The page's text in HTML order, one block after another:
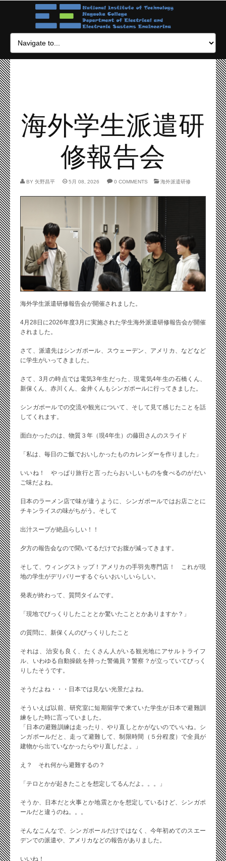
海外学生派遣研
修報告会
BY 矢野昌平 5月 08, 2026 0 COMMENTS 海外派遣研修
海外学生派遣研修報告会が開催されました。
4月28日に2026年度3月に実施された学生海外派遣研修報告会が開催
されました。
さて、派遣先はシンガポール、スウェーデン、アメリカ、などなど
に学生がいってきました。
さて、3月の時点では電気3年生だった、現電気4年生の石橋くん、
新保くん、赤川くん、金井くんもシンガポールに行ってきました。
シンガポールでの交流や観光について、そして見て感じたことを話
してくれます。
面白かったのは、物質３年（現4年生）の藤田さんのスライド
「私は、毎日のご飯でおいしかったものカレンダーを作りました」
いいね！ やっぱり旅行と言ったらおいしいものを食べるのがだい
ご味だよね。
日本のラーメン店で味が違うように、シンガポールではお店ごとに
チキンライスの味がちがう。そして
出汁スープが絶品らしい！！
夕方の報告会なので聞いてるだけでお腹が減ってきます。
そして、ウィングストップ！アメリカの手羽先専門店！ これが現
地の学生がデリバリーするぐらいおいしいらしい。
発表が終わって、質問タイムです。
「現地でびっくりしたこととか驚いたこととかありますか？」
の質問に、新保くんのびっくりしたこと
それは、治安も良く、たくさん人がいる観光地にアサルトライフ
ル、いわゆる自動操銃を持った警備員？警察？が立っていてびっく
りしたそうです。
そうだよね・・・日本では見ない光景だよね。
そういえば以前、研究室に短期留学で来ていた学生が日本で避難訓
練をした時に言っていました。
「日本の避難訓練は走ったり、やり直しとかがないのでいいね。シ
ンガポールだと、走って避難して、制限時間（５分程度）で全員が
建物から出ていなかったらやり直しだよ。」
え？ それ何から避難するの？
「テロとかが起きたことを想定してるんだよ。。。」
そうか、日本だと火事とか地震とかを想定しているけど、シンガポ
ールだと違うのね。。。
そんなこんなで、シンガポールだけではなく、今年初めてのスエー
デンでの派遣や、アメリカなどの報告がありました。
いいね！